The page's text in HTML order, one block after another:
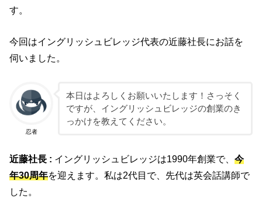
す。
今回はイングリッシュビレッジ代表の近藤社長にお話を
伺いました。
忍者
本日はよろしくお願いいたします！さっそく
ですが、イングリッシュビレッジの創業のき
っかけを教えてください。
近藤社長 : イングリッシュビレッジは1990年創業で、今
年30周年を迎えます。私は2代目で、先代は英会話講師で
した。